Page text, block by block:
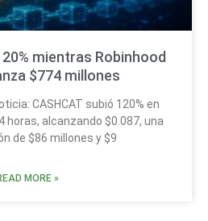
mientras Robinhood
$774 millones
CASHCAT subió 120% en
horas, alcanzando $0.087, una
de $86 millones y $9
MORE »